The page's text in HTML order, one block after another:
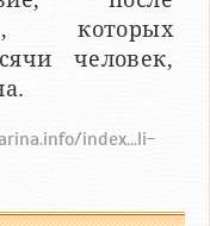
которых
человек,
index...li-